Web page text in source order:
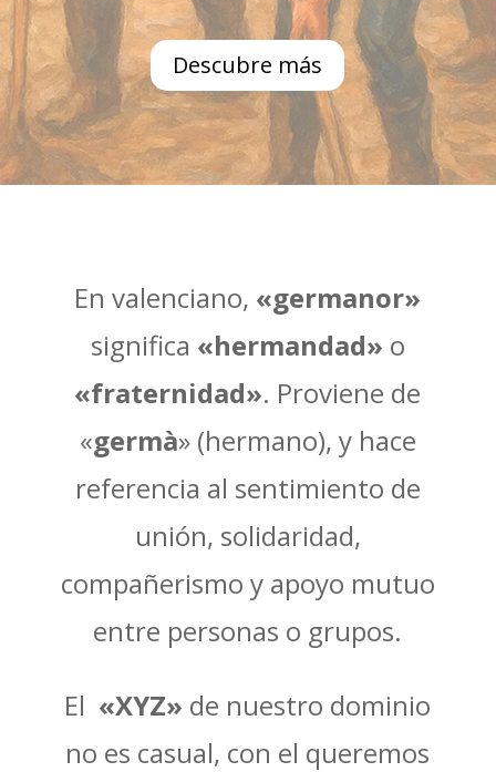
Descubre más
En valenciano, «germanor»
significa «hermandad» o
«fraternidad». Proviene de
«germà» (hermano), y hace
referencia al sentimiento de
unión, solidaridad,
compañerismo y apoyo mutuo
entre personas o grupos.
El «XYZ» de nuestro dominio
no es casual, con el queremos